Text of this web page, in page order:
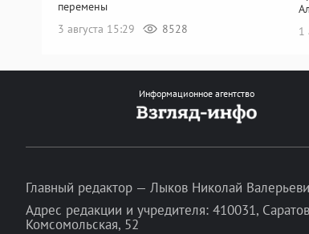
перемены
3 августа 15:29
8528
1
Информационное агентство
Главный редактор — Лыков Николай
Адрес редакции и учредителя: 410031,
Комсомольская, 52